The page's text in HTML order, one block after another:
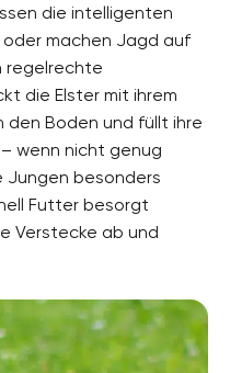
die intelligenten
oder machen Jagd auf
regelrechte
die Elster mit ihrem
den Boden und füllt ihre
wenn nicht genug
Jungen besonders
Futter besorgt
Verstecke ab und